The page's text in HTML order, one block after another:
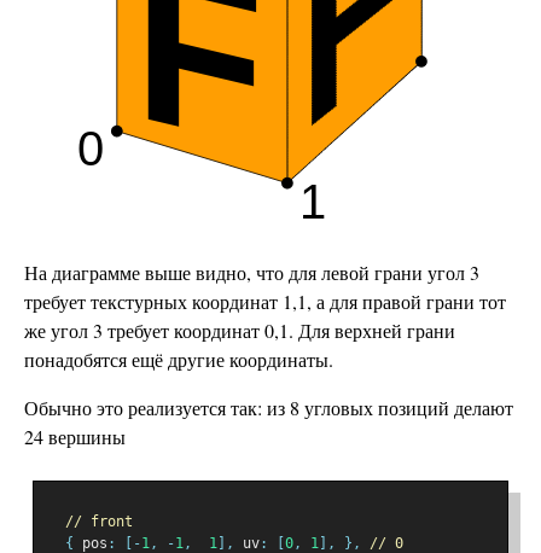
На диаграмме выше видно, что для левой грани угол 3
требует текстурных координат 1,1, а для правой грани тот
же угол 3 требует координат 0,1. Для верхней грани
понадобятся ещё другие координаты.
Обычно это реализуется так: из 8 угловых позиций делают
24 вершины
// front
{
pos : [-1, -1, 1 ], uv: 0, 1 ], },
// 0